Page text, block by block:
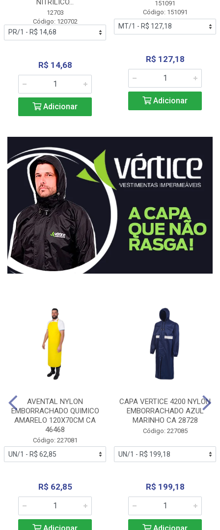
NITRÍLICO...
12703
Código: 120702
R$ 14,68
Adicionar
151091
Código: 151091
R$ 127,18
Adicionar
AVENTAL NYLON
EMBORRACHADO QUIMICO
AMARELO 120X70CM CA
46468
Código: 227081
R$ 62,85
CAPA VERTICE 4200 NYLON
EMBORRACHADO AZUL
MARINHO CA 28728
Código: 227085
R$ 199,18